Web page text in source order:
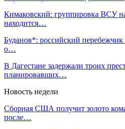
Кимаковский: группировка ВСУ
находится…
Буданов*: российский перебежчик
о…
В Дагестане задержали троих
планировавших…
Новость недели
Сборная США получит золото
после…